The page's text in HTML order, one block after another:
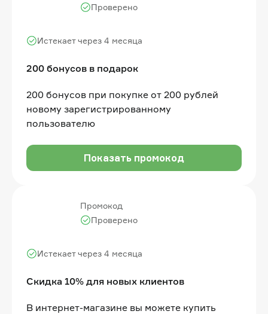
200 бонусов в подарок
Истекает через 4 месяца
Проверено
200 бонусов при покупке от 200 рублей
новому зарегистрированному
пользователю
Показать промокод
Промокод
Скидка 10% для новых клиентов
Истекает через 4 месяца
Проверено
В интернет-магазине вы можете купить